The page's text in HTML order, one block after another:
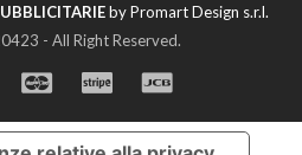
by Promart Design s.r.l.
- All Right Reserved.